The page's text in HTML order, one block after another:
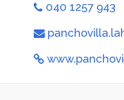
040 1257 943